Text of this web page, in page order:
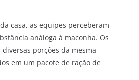
casa, as equipes perceberam
análoga à maconha. Os
porções da mesma
em um pacote de ração de